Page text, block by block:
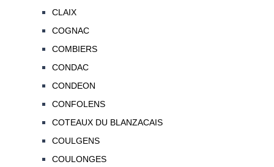
CLAIX
COGNAC
COMBIERS
CONDAC
CONDEON
CONFOLENS
COTEAUX DU BLANZACAIS
COULGENS
COULONGES